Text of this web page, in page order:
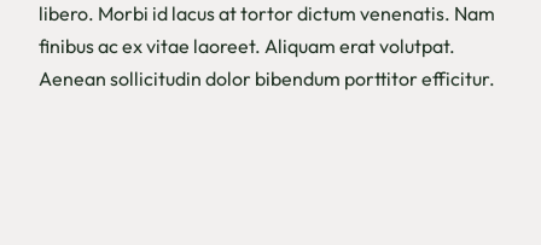
libero. Morbi id lacus at tortor dictum venenatis. Nam
finibus ac ex vitae laoreet. Aliquam erat volutpat.
Aenean sollicitudin dolor bibendum porttitor efficitur.